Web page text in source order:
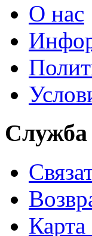
О нас
Служба
Карта